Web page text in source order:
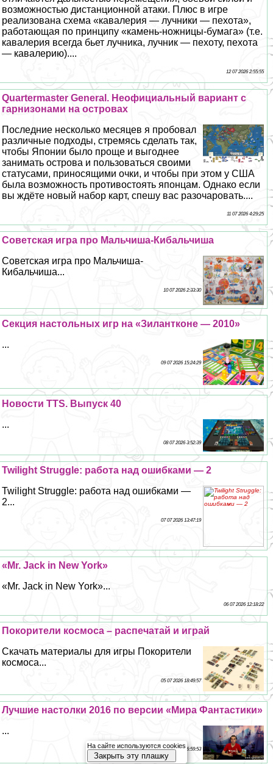
возможностью дистанционной атаки. Плюс в игре
реализована схема «кавалерия — лучники — пехота»,
работающая по принципу «камень-ножницы-бумага» (т.е.
кавалерия всегда бьет лучника, лучник — пехоту, пехота
— кавалерию)....
12 07 2026 2:55:55
Quartermaster General. Неофициальный вариант с
гарнизонами на островах
Последние несколько месяцев я пробовал
различные подходы, стремясь сделать так,
чтобы Японии было проще и выгоднее
занимать острова и пользоваться своими
статусами, приносящими очки, и чтобы при этом у США
была возможность противостоять японцам. Однако если
вы ждёте новый набор карт, спешу вас разочаровать....
11 07 2026 4:29:25
Советская игра про Мальчиша-Кибальчиша
Советская игра про Мальчиша-
Кибальчиша...
10 07 2026 2:33:30
Секция настольных игр на «Зилантконе — 2010»
...
09 07 2026 15:24:29
Новости TTS. Выпуск 40
...
08 07 2026 3:52:39
Twilight Struggle: работа над ошибками — 2
Twilight Struggle: работа над ошибками —
2...
07 07 2026 13:47:19
«Mr. Jack in New York»
«Mr. Jack in New York»...
06 07 2026 12:18:22
Покорители космоса – распечатай и играй
Скачать материалы для игры Покорители
космоса...
05 07 2026 18:49:57
Лучшие настолки 2016 по версии «Мира Фантастики»
...
04 07 2026 6:59:53
На сайте используются cookies
Закрыть эту плашку